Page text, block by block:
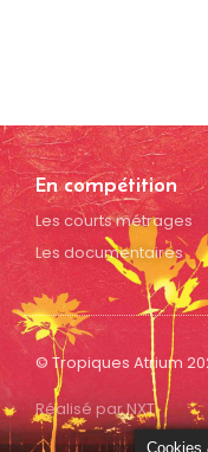
En compétition
Les courts métrages
Les documentaires
© Tropiques Atrium
Réalisé par NXT
Cookies